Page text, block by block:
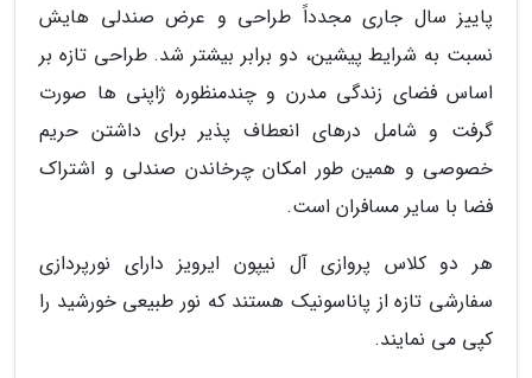
پاییز سال جاری مجدداً طراحی و عرض صندلی هایش
نسبت به شرایط پیشین، دو برابر بیشتر شد. طراحی تازه بر
اساس فضای زندگی مدرن و چندمنظوره ژاپنی ها صورت
گرفت و شامل درهای انعطاف پذیر برای داشتن حریم
خصوصی و همین طور امکان چرخاندن صندلی و اشتراک
فضا با سایر مسافران است.
هر دو کلاس پروازی آل نیپون ایرویز دارای نورپردازی
سفارشی تازه از پاناسونیک هستند که نور طبیعی خورشید را
کپی می نمایند.